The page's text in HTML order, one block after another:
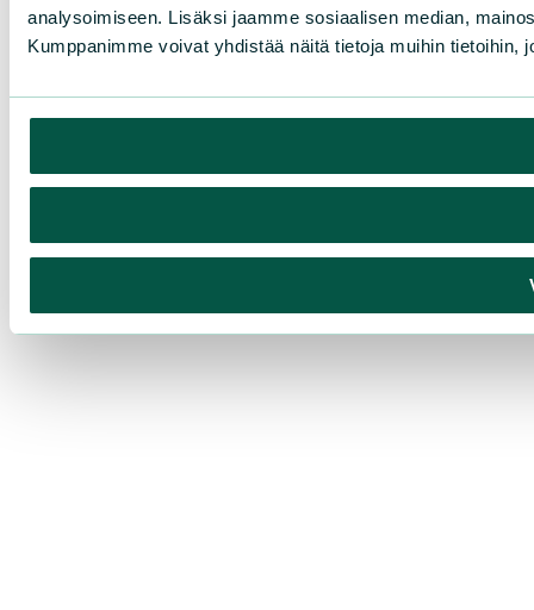
analysoimiseen. Lisäksi jaamme sosiaalisen median,
Kumppanimme voivat yhdistää näitä tietoja muihin tietoihin,